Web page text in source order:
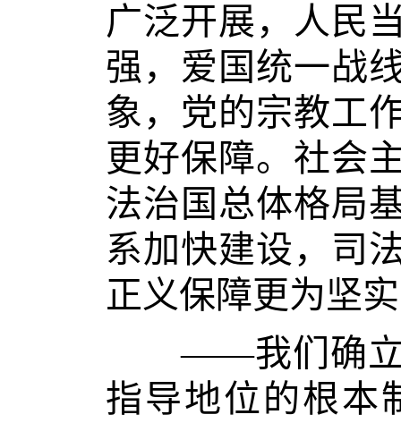
广泛开展，人民
强，爱国统一战
象，党的宗教工
更好保障。社会
法治国总体格局
系加快建设，司
正义保障更为坚
——我们确立和
指导地位的根本